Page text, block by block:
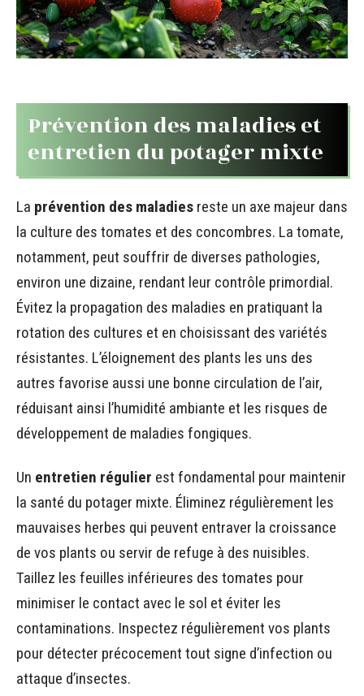
Prévention des maladies et
entretien du potager mixte
La prévention des maladies reste un axe majeur dans
la culture des tomates et des concombres. La tomate,
notamment, peut souffrir de diverses pathologies,
environ une dizaine, rendant leur contrôle primordial.
Évitez la propagation des maladies en pratiquant la
rotation des cultures et en choisissant des variétés
résistantes. L’éloignement des plants les uns des
autres favorise aussi une bonne circulation de l’air,
réduisant ainsi l’humidité ambiante et les risques de
développement de maladies fongiques.
Un entretien régulier est fondamental pour maintenir
la santé du potager mixte. Éliminez régulièrement les
mauvaises herbes qui peuvent entraver la croissance
de vos plants ou servir de refuge à des nuisibles.
Taillez les feuilles inférieures des tomates pour
minimiser le contact avec le sol et éviter les
contaminations. Inspectez régulièrement vos plants
pour détecter précocement tout signe d’infection ou
attaque d’insectes.